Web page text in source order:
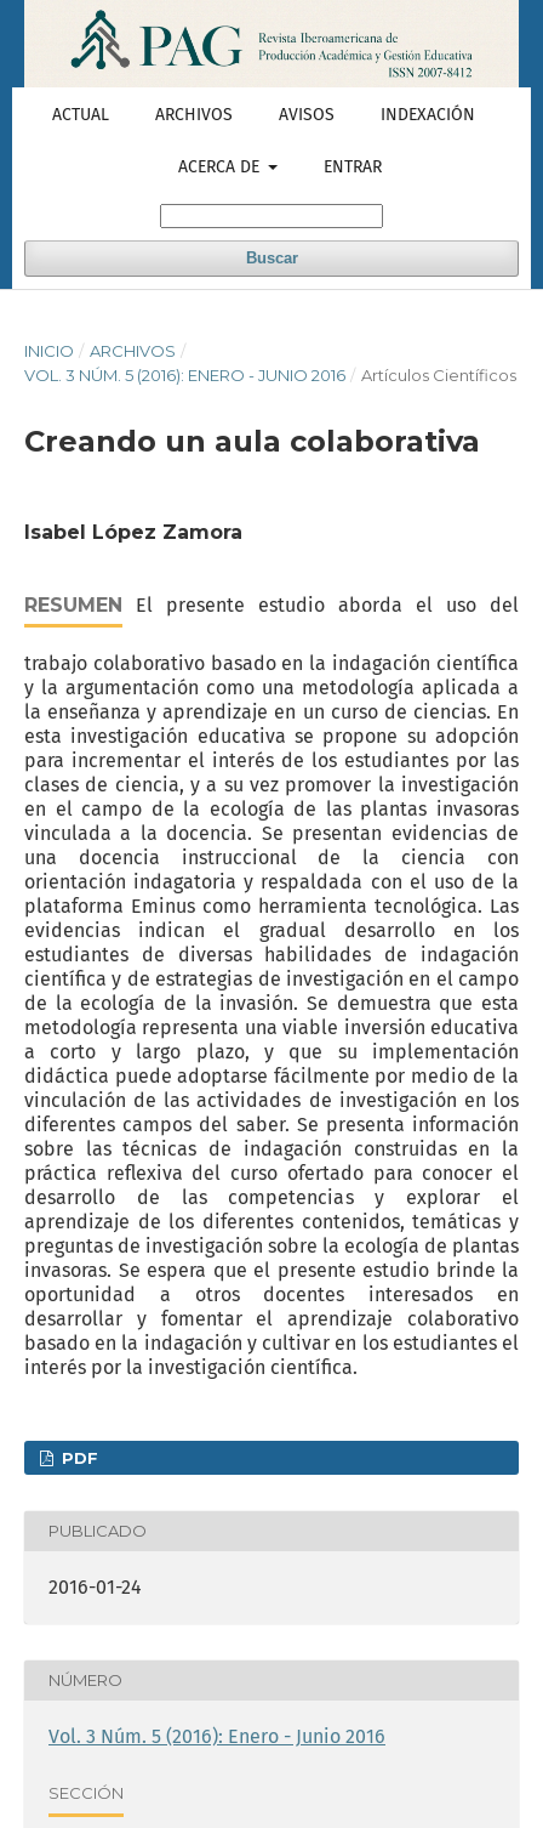
ACTUAL ARCHIVOS AVISOS INDEXACIÓN
ACERCA DE ENTRAR
Buscar
INICIO / ARCHIVOS /
VOL. 3 NÚM. 5 (2016): ENERO - JUNIO 2016 / Artículos Científicos
Creando un aula colaborativa
Isabel López Zamora
RESUMEN El presente estudio aborda el uso del
trabajo colaborativo basado en la indagación científica
y la argumentación como una metodología aplicada a
la enseñanza y aprendizaje en un curso de ciencias. En
esta investigación educativa se propone su adopción
para incrementar el interés de los estudiantes por las
clases de ciencia, y a su vez promover la investigación
en el campo de la ecología de las plantas invasoras
vinculada a la docencia. Se presentan evidencias de
una docencia instruccional de la ciencia con
orientación indagatoria y respaldada con el uso de la
plataforma Eminus como herramienta tecnológica. Las
evidencias indican el gradual desarrollo en los
estudiantes de diversas habilidades de indagación
científica y de estrategias de investigación en el campo
de la ecología de la invasión. Se demuestra que esta
metodología representa una viable inversión educativa
a corto y largo plazo, y que su implementación
didáctica puede adoptarse fácilmente por medio de la
vinculación de las actividades de investigación en los
diferentes campos del saber. Se presenta información
sobre las técnicas de indagación construidas en la
práctica reflexiva del curso ofertado para conocer el
desarrollo de las competencias y explorar el
aprendizaje de los diferentes contenidos, temáticas y
preguntas de investigación sobre la ecología de plantas
invasoras. Se espera que el presente estudio brinde la
oportunidad a otros docentes interesados en
desarrollar y fomentar el aprendizaje colaborativo
basado en la indagación y cultivar en los estudiantes el
interés por la investigación científica.
PDF
PUBLICADO
2016-01-24
NÚMERO
Vol. 3 Núm. 5 (2016): Enero - Junio 2016
SECCIÓN